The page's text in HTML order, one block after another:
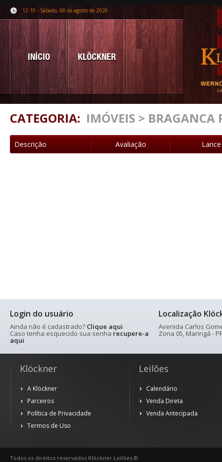
12:10 - Sábado, 08 de agosto de 2026
INÍCIO KLÖCKNER
CATEGORIA: IMÓVEIS > BRAGANCA
Descrição Avaliação
Login do usuário
Ainda não é cadastrado? Clique aqui
Caso tenha esquecido sua senha recupere-a
aqui
Localização
Avenida Carlos
Zona 05, Maringá -
Klöckner
A Klöckner
Parceiros
Política de Privacidade
Termos de Uso
Leilões
Calendário
Venda Direta
Venda Antecipada
Todos os direitos reservados Klöckner Leilões ©